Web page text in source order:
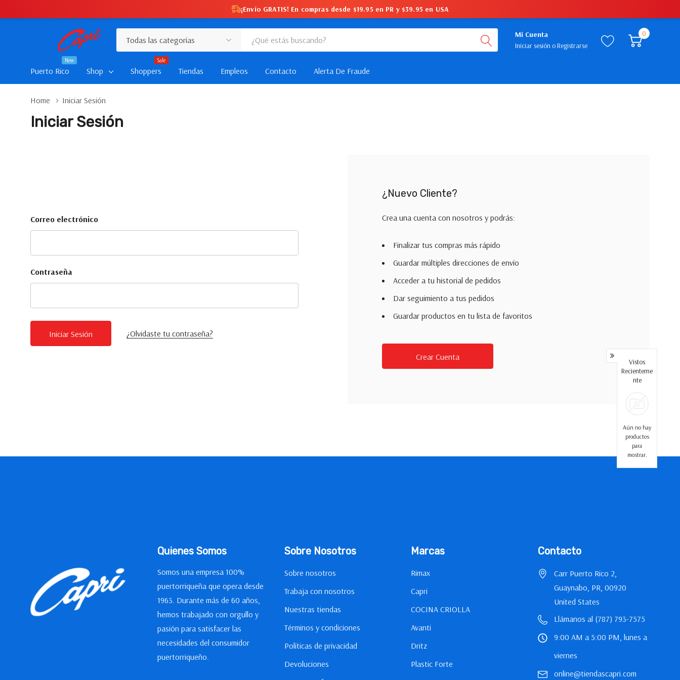
¡Envío GRATIS! En compras desde $19.95 en PR y $39.95 en USA
Todas
las
Buscar
Mi Cuenta
Iniciar sesión oRegistrarse
0
Puerto Rico
New
Shop Shoppers
Sale
Tiendas Empleos Contacto Alerta De Fraude
Home Iniciar Sesión
Iniciar Sesión
Correo electrónico
Contraseña
¿Olvidaste tu contraseña?
¿Nuevo Cliente?
Crea una cuenta con nosotros y podrás:
Finalizar tus compras más rápido
Guardar múltiples direcciones de envío
Acceder a tu historial de pedidos
Dar seguimiento a tus pedidos
Guardar productos en tu lista de favoritos
Crear Cuenta
Quienes Somos
Somos una empresa 100%
puertorriqueña que opera desde
1963. Durante más de 60 años,
hemos trabajado con orgullo y
pasión para satisfacer las
necesidades del consumidor
puertorriqueño.
Sobre Nosotros
Sobre nosotros
Trabaja con nosotros
Nuestras tiendas
Términos y condiciones
Políticas de privacidad
Devoluciones
Marcas
Rimax
Capri
COCINA CRIOLLA
Avanti
Dritz
Plastic Forte
Contacto
Carr Puerto Rico 2,
Guaynabo, PR, 00920
United States
Llámanos al (787) 793-7575
9:00 AM a 5:00 PM, lunes a
viernes
online@tiendascapri.com
Vistos
Recienteme
Nte
Aún no hay
productos
para
mostrar.